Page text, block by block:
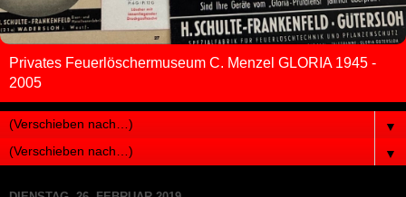
Privates Feuerlöschermuseum C. Menzel GLORIA 1945 -
2005
▼
▼